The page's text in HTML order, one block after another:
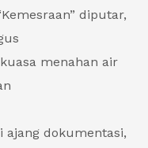
diputar,
menahan air
ajang dokumentasi,